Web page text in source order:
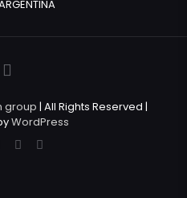
group | All Rights Reserved |
WordPress